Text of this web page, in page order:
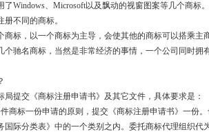
Windows、Microsoft以及飘动的视窗图案等几个商标
不同的商标。
商标，以一个商标为主导，会使其他的商标可以搭乘主
个驰名商标，当然是非常经济的事情，一个公司同时拥
提交《商标注册申请书》及其它文件，具体要求是：
商标一份申请的原则，提交《商标注册申请书》一份
国际分类表》中的一个类别之内。委托商标代理组织代